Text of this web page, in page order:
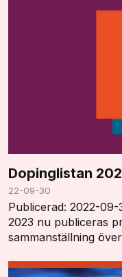
Dopinglistan
22-09-30
Publicerad: 2022-
2023 nu publiceras
sammanställning
Notes". …